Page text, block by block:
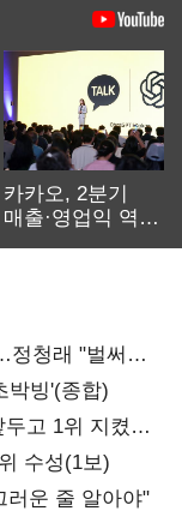
카카오, 2분기
매출·영업익 역대
정청래 "벌써
박빙'(종합)
고 1위 지켰다
수성(1보)
운 줄 알아야"